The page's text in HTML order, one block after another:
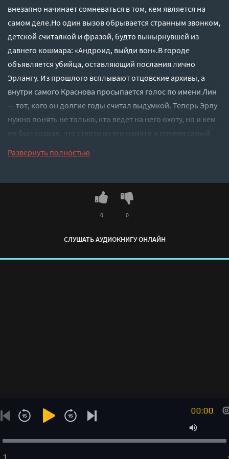
внезапно начинает сомневаться в том, кем является на
самом деле.Но один вызов обрывается странным звонком,
детской считалкой и фразой, будто вынырнувшей из
давнего кошмара: «Андроид, выйди вон».В городе
объявляется убийца, оставляющий послания лично
Эрлангу. Из прошлого всплывают отцовские архивы, а
внутри самого Краснова просыпается голос по имени Лин
— тот, кого он долгие годы считал выдумкой. Теперь Эрлу
нужно понять не только, кто ведет на него охоту, но и кем
он был создан, что стерто из его памяти и почему самый
собой. Полностью. Даже если внутри него уже живет тот,
кто однажды вышел вместо него.
Гортинская" онлайн бесплатно без регистрации - полная
версия
Развернуть полностью
СЛУШАТЬ АУДИОКНИГУ ОНЛАЙН
0 0
00:00
1